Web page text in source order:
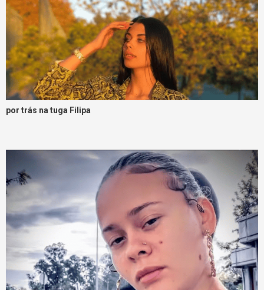
por trás na tuga Filipa